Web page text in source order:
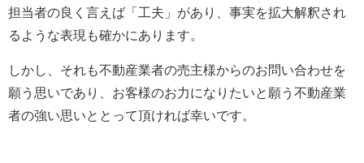
担当者の良く言えば「工夫」があり、事実を拡大解釈され
るような表現も確かにあります。
しかし、それも不動産業者の売主様からのお問い合わせを
願う思いであり、お客様のお力になりたいと願う不動産業
者の強い思いととって頂ければ幸いです。